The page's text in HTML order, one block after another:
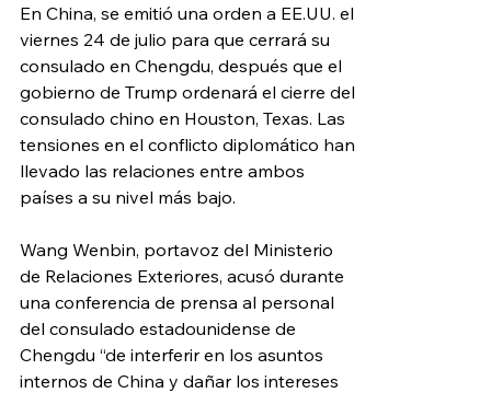
En China, se emitió una orden a EE.UU. el
viernes 24 de julio para que cerrará su
consulado en Chengdu, después que el
gobierno de Trump ordenará el cierre del
consulado chino en Houston, Texas. Las
tensiones en el conflicto diplomático han
llevado las relaciones entre ambos
países a su nivel más bajo.
Wang Wenbin, portavoz del Ministerio
de Relaciones Exteriores, acusó durante
una conferencia de prensa al personal
del consulado estadounidense de
Chengdu “de interferir en los asuntos
internos de China y dañar los intereses